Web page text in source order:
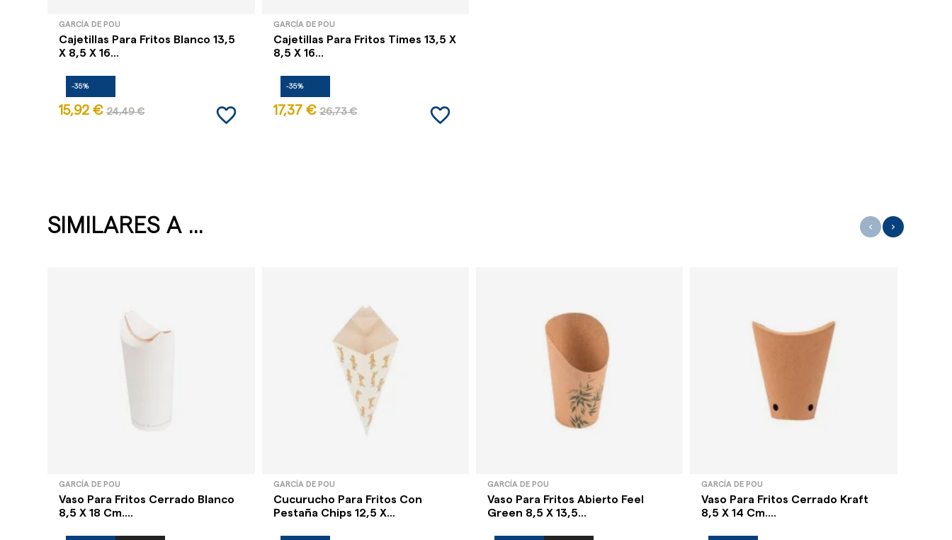
GARCÍA DE POU
Cajetillas Para Fritos Blanco 13,5
X 8,5 X 16...
-35%
15,92 € 24,49 € favorite_border
GARCÍA DE POU
Cajetillas Para Fritos Times 13,5 X
8,5 X 16...
-35%
17,37 € 26,73 € favorite_border
SIMILARES A ...
GARCÍA DE POU
Vaso Para Fritos Cerrado Blanco
8,5 X 18 Cm....
GARCÍA DE POU
Cucurucho Para Fritos Con
Pestaña Chips 12,5 X...
GARCÍA DE POU
Vaso Para Fritos Abierto Feel
Green 8,5 X 13,5...
GARCÍA DE POU
Vaso Para Fritos Cerrado Kraft
8,5 X 14 Cm....
‹ ›